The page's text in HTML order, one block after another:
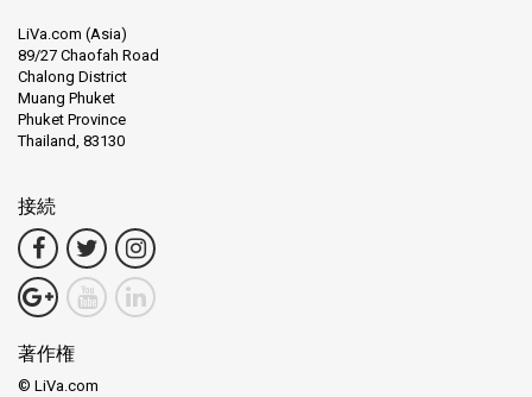
パンガン島は、多くの人にとって有名な満月パーティーの代名
詞です。しかし、さらに深く掘り下げてみると、時間に触れら
れていない穏やかなビーチの楽園を発見できます。
たちはいまだに伝統的な方法で網を投げます。島の鳥たちの旋
律と子供たちの笑い声が一体となって聞こえます。
そして、タオ島があります。パンガン島が旋律なら、タオ島は
リズムです。この島はダイバーの夢です。その海の下には、カ
満ちた世界があります。
LiVa.com (Asia)
89/27 Chaofah Road
Chalong District
Muang Phuket
Phuket Province
Thailand, 83130
接続
著作権
© LiVa.com